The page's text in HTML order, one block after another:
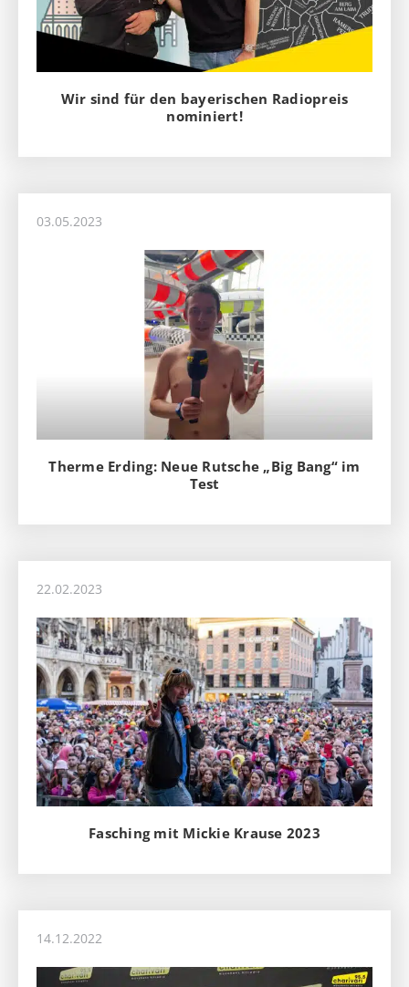
Wir sind für den bayerischen Radiopreis
nominiert!
03.05.2023
Therme Erding: Neue Rutsche „Big Bang“ im
Test
22.02.2023
Fasching mit Mickie Krause 2023
14.12.2022